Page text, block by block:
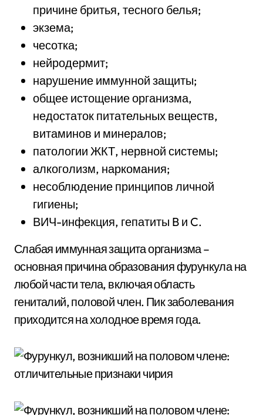
причине бритья, тесного белья;
экзема;
чесотка;
нейродермит;
нарушение иммунной защиты;
общее истощение организма,
недостаток питательных веществ,
витаминов и минералов;
патологии ЖКТ, нервной системы;
алкоголизм, наркомания;
несоблюдение принципов личной
гигиены;
ВИЧ-инфекция, гепатиты B и C.
Слабая иммунная защита организма –
основная причина образования фурункула на
любой части тела, включая область
гениталий, половой член. Пик заболевания
приходится на холодное время года.